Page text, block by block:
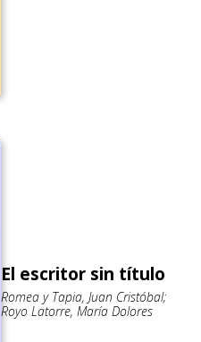
El escritor sin título
Romea y Tapia, Juan Cristóbal;
Royo Latorre, María Dolores